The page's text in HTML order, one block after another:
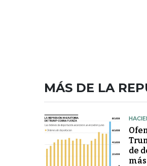
MÁS DE LA
de